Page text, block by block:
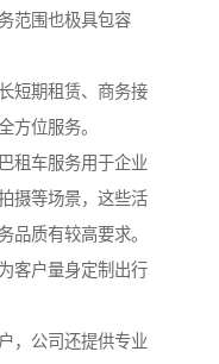
范围也极具包容
短期租赁、商务接
方位服务。
租车服务用于企业
摄等场景，这些活
品质有较高要求。
客户量身定制出行
，公司还提供专业